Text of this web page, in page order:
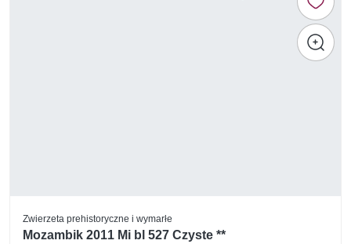
Zwierzeta prehistoryczne i wymarłe
Mozambik 2011 Mi bl 527 Czyste **